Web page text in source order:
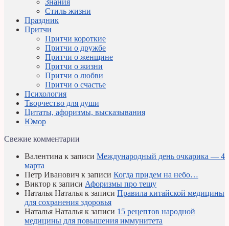
Знания
Стиль жизни
Праздник
Притчи
Притчи короткие
Притчи о дружбе
Притчи о женщине
Притчи о жизни
Притчи о любви
Притчи о счастье
Психология
Творчество для души
Цитаты, афоризмы, высказывания
Юмор
Свежие комментарии
Валентина к записи Международный день очкарика — 4
марта
Петр Иванович к записи Когда придем на небо…
Виктор к записи Афоризмы про тещу
Наталья Наталья к записи Правила китайской медицины
для сохранения здоровья
Наталья Наталья к записи 15 рецептов народной
медицины для повышения иммунитета